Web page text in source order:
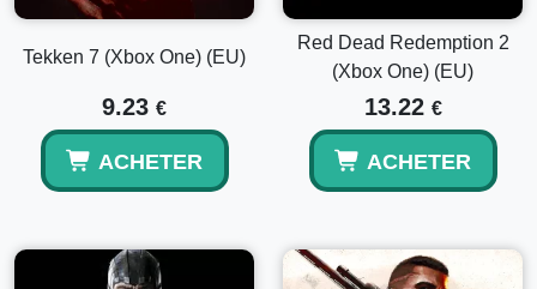
Tekken 7 (Xbox One) (EU)
9.23 €
ACHETER
Red Dead Redemption 2
(Xbox One) (EU)
13.22 €
ACHETER